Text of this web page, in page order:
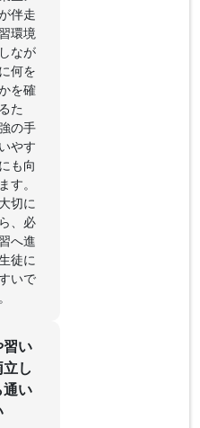
伴走
環境
なが
何を
を確
た
の手
やす
も向
す。
切に
、必
へ進
徒に
いで
い
し
い